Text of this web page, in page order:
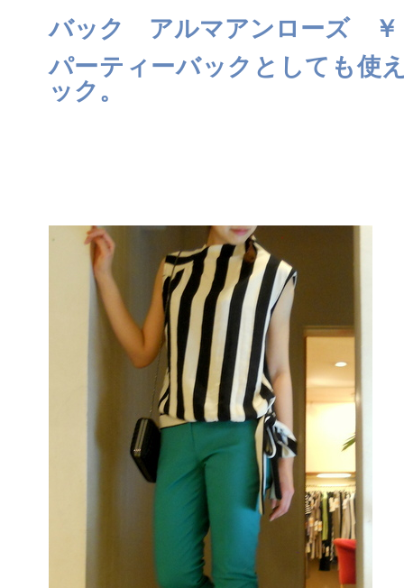
バック アルマアンローズ ￥
パーティーバックとしても使
ック。